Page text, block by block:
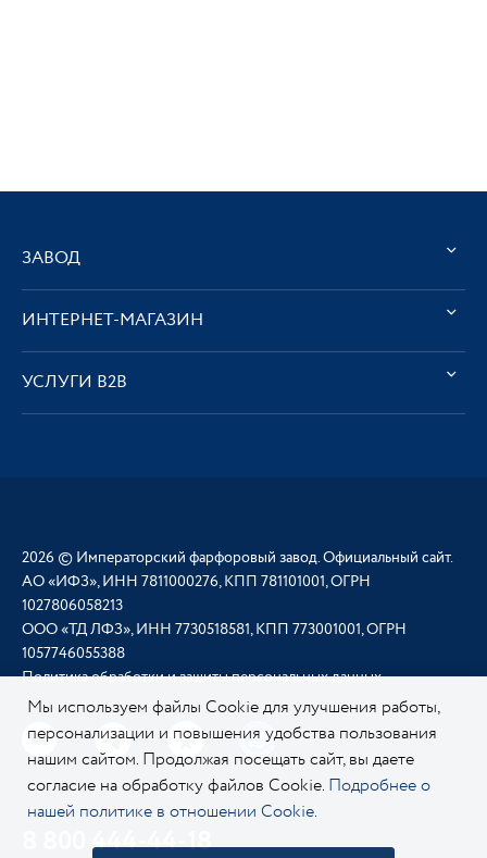
ЗАВОД
ИНТЕРНЕТ-МАГАЗИН
УСЛУГИ В2В
2026 © Императорский фарфоровый завод. Официальный сайт.
АО «ИФЗ», ИНН 7811000276, КПП 781101001, ОГРН
1027806058213
ООО «ТД ЛФЗ», ИНН 7730518581, КПП 773001001, ОГРН
1057746055388
Политика обработки и защиты персональных данных
8 800 444-44-18
Мы используем файлы Cookie для улучшения работы,
персонализации и повышения удобства пользования
нашим сайтом. Продолжая посещать сайт, вы даете
согласие на обработку файлов Cookie. Подробнее о
нашей политике в отношении Cookie.